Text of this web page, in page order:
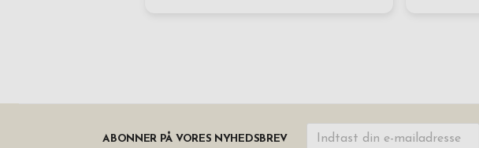
ABONNER PÅ VORES NYHEDSBREV